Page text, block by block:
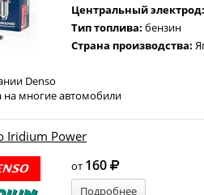
Центральный электрод:
Тип топлива: бензин
Страна производства:
Denso
на многие автомобили
Iridium Power
от 160
Подробнее